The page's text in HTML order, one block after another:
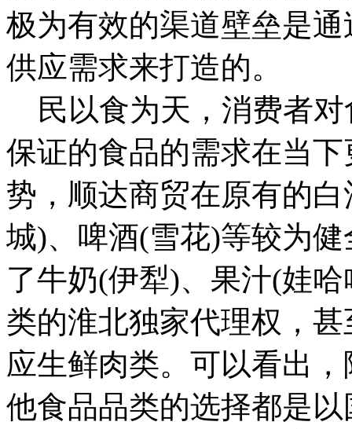
极为有效的渠道壁垒是
供应需求来打造的。
民以食为天，消费者对
保证的食品的需求在当
势，顺达商贸在原有的
城)、啤酒(雪花)等较为
了牛奶(伊犁)、果汁(娃
类的淮北独家代理权，
应生鲜肉类。可以看出
他食品品类的选择都是